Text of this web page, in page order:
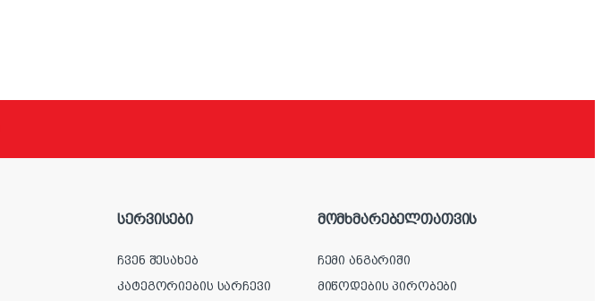
სერვისები
ჩვენ შესახებ
კატეგორიების სარჩევი
მომხმარებელთათვის
ჩემი ანგარიში
მიწოდების პირობები